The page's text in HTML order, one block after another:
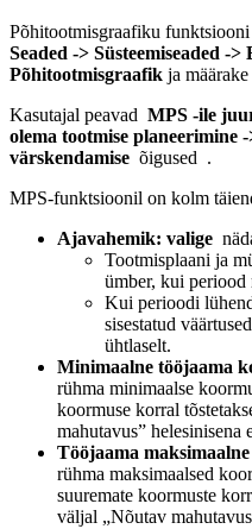
Põhitootmisgraafiku
Seaded -> Süsteemiseaded -
Põhitootmisgraafik ja
Kasutajal peavad MPS -ile
olema tootmise planeerimine
värskendamise õigused .
MPS-funktsioonil on kolm
Ajavahemik: valige
Tootmisplaani ja
ümber, kui periood
Kui perioodi
sisestatud
ühtlaselt.
Minimaalne tööjaama
rühma minimaalse
koormuse korral
mahutavus” helesinisena
Tööjaama
rühma maksimaalsed
suuremate koormuste
väljal „Nõutav